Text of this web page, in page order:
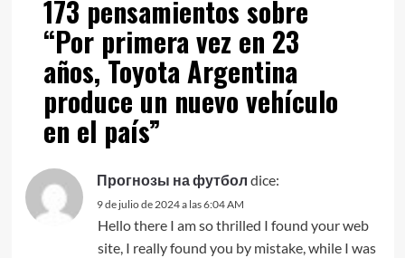
173 pensamientos sobre
“Por primera vez en 23
años, Toyota Argentina
produce un nuevo vehículo
en el país”
Прогнозы на футбол dice:
9 de julio de 2024 a las 6:04 AM
Hello there I am so thrilled I found your web
site, I really found you by mistake, while I was